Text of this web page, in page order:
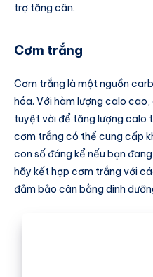
trợ tăng cân.
Cơm trắng
Cơm trắng là một nguồn
hóa. Với hàm lượng calo
tuyệt vời để tăng lượng calo
cơm trắng có thể cung cấp
con số đáng kể nếu bạn
hãy kết hợp cơm trắng với
đảm bảo cân bằng dinh